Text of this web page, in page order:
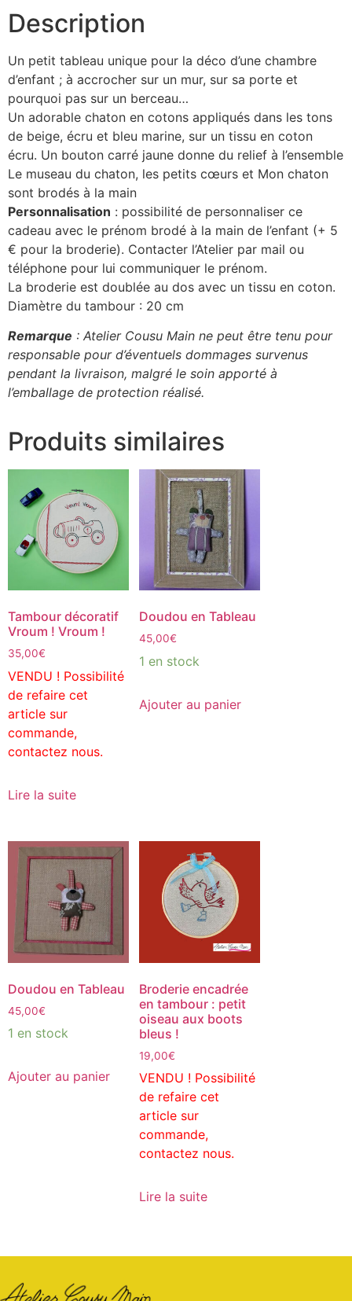
Description
Un petit tableau unique pour la déco d’une chambre
d’enfant ; à accrocher sur un mur, sur sa porte et
pourquoi pas sur un berceau…
Un adorable chaton en cotons appliqués dans les tons
de beige, écru et bleu marine, sur un tissu en coton
écru. Un bouton carré jaune donne du relief à l’ensemble
Le museau du chaton, les petits cœurs et Mon chaton
sont brodés à la main
Personnalisation : possibilité de personnaliser ce
cadeau avec le prénom brodé à la main de l’enfant (+ 5
€ pour la broderie). Contacter l’Atelier par mail ou
téléphone pour lui communiquer le prénom.
La broderie est doublée au dos avec un tissu en coton.
Diamètre du tambour : 20 cm
Remarque : Atelier Cousu Main ne peut être tenu pour
responsable pour d’éventuels dommages survenus
pendant la livraison, malgré le soin apporté à
l’emballage de protection réalisé.
Produits similaires
Tambour décoratif
Vroum ! Vroum !
35,00€
VENDU ! Possibilité
de refaire cet
article sur
commande,
contactez nous.
Lire la suite
Doudou en Tableau
45,00€
1 en stock
Ajouter au panier
Doudou en Tableau
45,00€
1 en stock
Ajouter au panier
Broderie encadrée
en tambour : petit
oiseau aux boots
bleus !
19,00€
VENDU ! Possibilité
de refaire cet
article sur
commande,
contactez nous.
Lire la suite